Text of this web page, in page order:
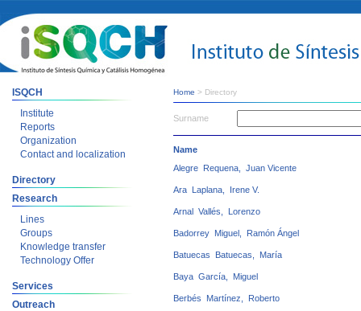
ISQCH
Institute
Reports
Organization
Contact and localization
Directory
Research
Lines
Groups
Knowledge transfer
Technology Offer
Services
Outreach
Home > Directory
Surname
Name
Alegre Requena, Juan Vicente
Ara Laplana, Irene V.
Arnal Vallés, Lorenzo
Badorrey Miguel, Ramón Ángel
Batuecas Batuecas, María
Baya García, Miguel
Berbés Martínez, Roberto